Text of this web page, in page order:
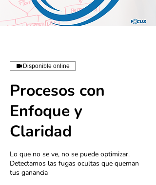
Disponible online
Procesos con
Enfoque y
Claridad
Lo que no se ve, no se puede optimizar.
Detectamos las fugas ocultas que queman
tus ganancia